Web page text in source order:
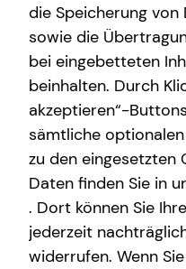
Kapitalanlage
Altersvorsorge
Gewerbliche
Arbeitskraftabsicherung
Kindervorsorge
Sach- und
Expat
Du möchtest deine
suchst eine neue
keine passende Stelle
auf der Suche nach
bereichern.
die Speicherung
sowie die
bei eingebetteten
beinhalten. Durch
akzeptieren“-
sämtliche
zu den eingesetzten
Daten finden Sie in
. Dort können Sie
jederzeit
widerrufen. Wenn